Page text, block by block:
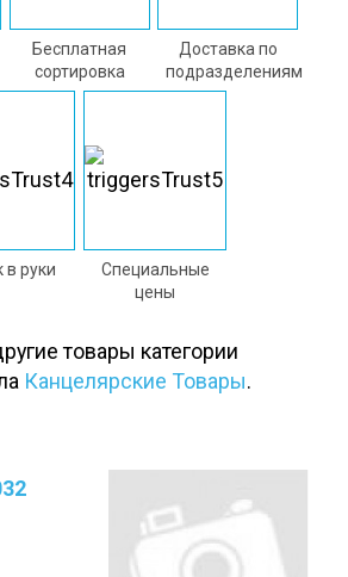
Бесплатная
сортировка
Доставка по
подразделениям
в руки
Специальные
цены
товары категории
Канцелярские Товары.